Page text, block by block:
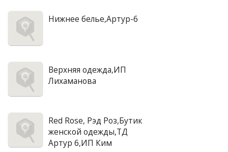
Нижнее белье,Артур-6
Верхняя одежда,ИП
Лихаманова
Red Rose, Рэд Роз,Бутик
женской одежды,ТД
Артур 6,ИП Ким